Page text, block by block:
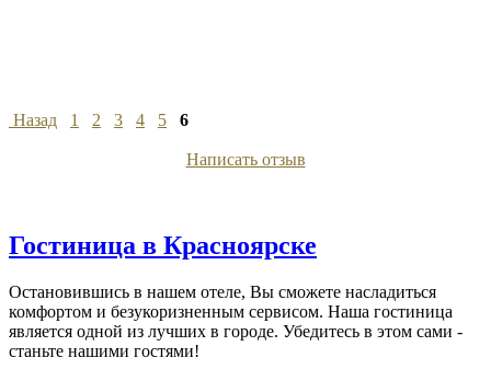
Назад 1 2 3 4 5 6
Написать отзыв
Гостиница в Красноярске
Остановившись в нашем отеле, Вы сможете насладиться
комфортом и безукоризненным сервисом. Наша гостиница
является одной из лучших в городе. Убедитесь в этом сами -
станьте нашими гостями!